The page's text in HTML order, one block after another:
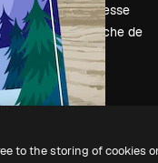
Salle de presse
À la recherche de
magnific.ai
to the storing of cookies